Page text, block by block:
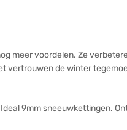
meer voordelen. Ze
vertrouwen de winter
9mm sneeuwkettingen.